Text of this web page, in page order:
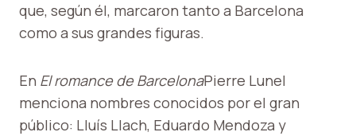
que, según él, marcaron tanto a Barcelona
como a sus grandes figuras.
En El romance de BarcelonaPierre Lunel
menciona nombres conocidos por el gran
público: Lluís Llach, Eduardo Mendoza y